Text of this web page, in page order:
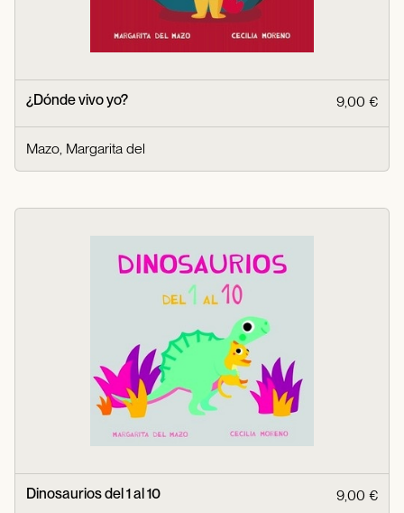
¿Dónde vivo yo? 9,00 €
Mazo, Margarita del
Dinosaurios del 1 al 10 9,00 €